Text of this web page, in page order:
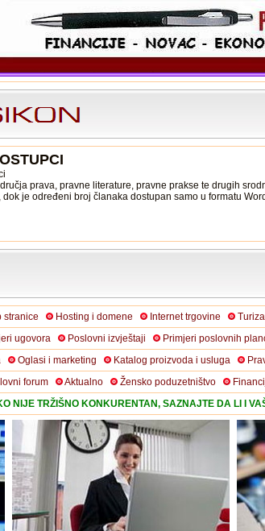
prava, pravne literature, pravne prakse te drugih
je određeni broj članaka dostupan samo u formatu
stranice Hosting i domene Internet trgovine
ugovora Poslovni izvještaji Primjeri poslovnih
Oglasi i marketing Katalog proizvoda i usluga
forum Aktualno Žensko poduzetništvo
NIJE TRŽIŠNO KONKURENTAN, SAZNAJTE DA LI I